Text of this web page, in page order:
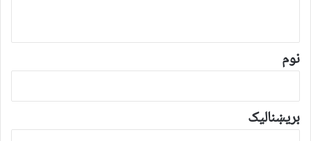
*
نوم
بریښنالیک